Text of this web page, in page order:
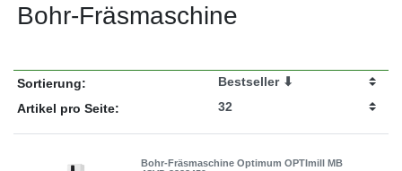
Bohr-Fräsmaschine
Sortierung:
Artikel pro Seite:
Bohr-Fräsmaschine Optimum OPTImill MB